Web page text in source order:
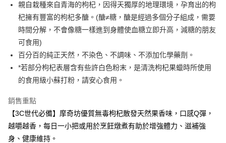
Google Pay
ATM付款
貨到付款
運送方式
全家取貨付款
每筆NT$60，滿NT$999(含以上)免運費
7-11取貨付款
每筆NT$60，滿NT$999(含以上)免運費
親自栽種來自青海的枸杞，因得天獨厚的地理環境，孕育出的枸
杞擁有豐富的枸杞多醣。(醣≠糖，醣是經過多個分子組成，需要
時間分解，不會像糖一樣進到身體使血糖立即升高，減糖的朋友
可食用)
百分百的純正天然，不染色、不調味、不添加化學藥劑。
*若部分枸杞表層含有些許白色粉末，是清洗枸杞果蠟時所使用
的食用級小蘇打粉，請安心食用。
銷售重點
【3C世代必備】摩奇坊優質無毒枸杞散發天然果香味，口感Q彈，
越嚼越香，每日一小把或用於烹飪燉煮有助於增強體力、滋補強
身、健康維持。